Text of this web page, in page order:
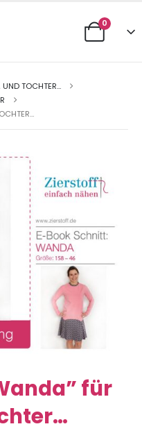
0
UND TOCHTER…
für